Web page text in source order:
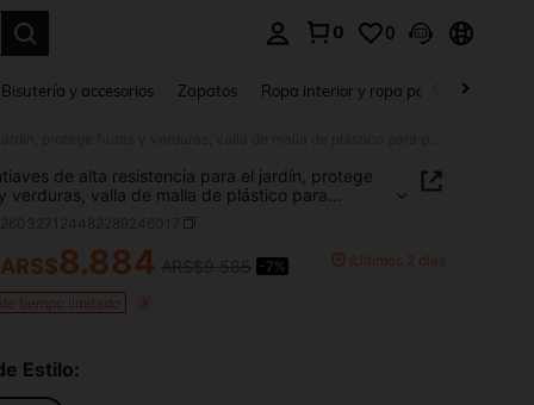
0 0
Bisutería y accesorios Zapatos Ropa interior y ropa para dormir
de alta resistencia para el jardín, protege
verduras, valla de malla de plástico para
ciervos, ardillas y otros animales
AND AVAILABILITY
ARS$8.884 -7% ¡Últimos 2 días
tiempo limitado
Estilo: